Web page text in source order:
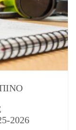
2026